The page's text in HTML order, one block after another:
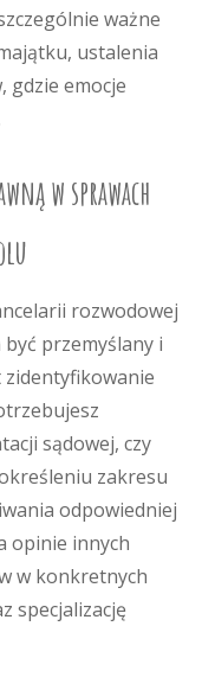
ważne
ustalenia
gdzie emocje
w sprawach
rozwodowej
przemyślany i
zidentyfikowanie
sądowej, czy
zakresu
odpowiedniej
opinie innych
w konkretnych
specjalizację